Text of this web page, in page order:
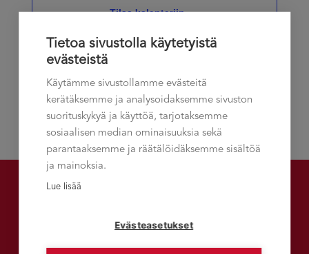
Tilaa kalenteriin
Talement-asiakaslehti
Tietoa sivustolla käytetyistä
evästeistä
Käytämme sivustollamme evästeitä
kerätäksemme ja analysoidaksemme sivuston
suorituskykyä ja käyttöä, tarjotaksemme
sosiaalisen median ominaisuuksia sekä
parantaaksemme ja räätälöidäksemme sisältöä
ja mainoksia.
Lue lisää
Evästeasetukset